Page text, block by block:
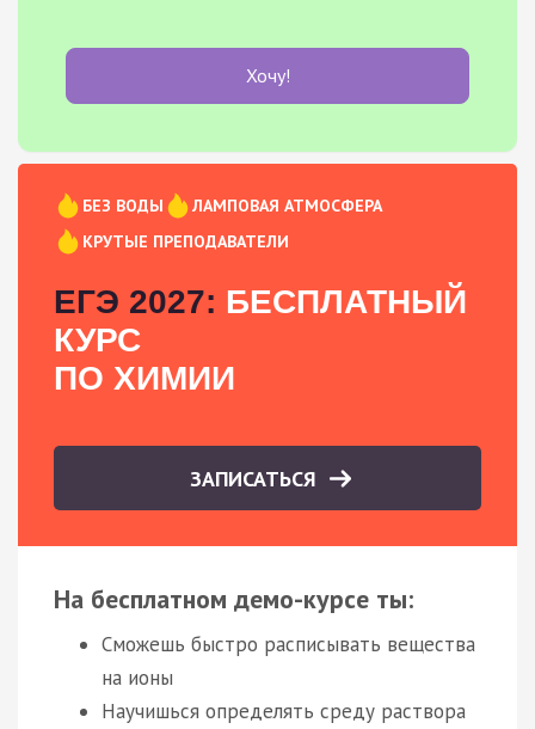
Хочу!
БЕЗ ВОДЫ
ЛАМПОВАЯ АТМОСФЕРА
КРУТЫЕ ПРЕПОДАВАТЕЛИ
ЕГЭ 2027: БЕСПЛАТНЫЙ
КУРС
ПО ХИМИИ
ЗАПИСАТЬСЯ
На бесплатном демо-курсе ты:
Сможешь быстро расписывать вещества
на ионы
Научишься определять среду раствора